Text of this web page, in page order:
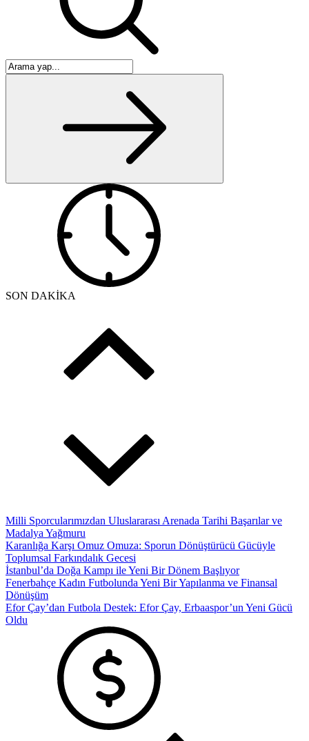
SON DAKİKA
Milli Sporcularımızdan Uluslararası Arenada Tarihi Başarılar ve
Madalya Yağmuru
Karanlığa Karşı Omuz Omuza: Sporun Dönüştürücü Gücüyle
Toplumsal Farkındalık Gecesi
İstanbul’da Doğa Kampı ile Yeni Bir Dönem Başlıyor
Fenerbahçe Kadın Futbolunda Yeni Bir Yapılanma ve Finansal
Dönüşüm
Efor Çay’dan Futbola Destek: Efor Çay, Erbaaspor’un Yeni Gücü
Oldu